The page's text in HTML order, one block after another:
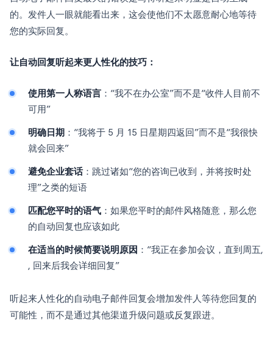
的。发件人一眼就能看出来，这会使他们不太愿意耐心地等待
您的实际回复。
让自动回复听起来更人性化的技巧：
使用第一人称语言 ：“我不在办公室”而不是“收件人目前不
可用”
明确日期 ：“我将于 5 月 15 日星期四返回”而不是“我很快
就会回来”
避免企业套话：跳过诸如“您的咨询已收到，并将按时处
理”之类的短语
匹配您平时的语气 ：如果您平时的邮件风格随意，那么您
的自动回复也应该如此
在适当的时候简要说明原因 ：“我正在参加会议，直到周五,
, 回来后我会详细回复”
听起来人性化的自动电子邮件回复会增加发件人等待您回复的
可能性，而不是通过其他渠道升级问题或反复跟进。